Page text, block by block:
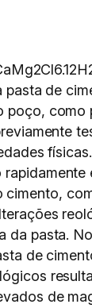
de
pasta.
de
de